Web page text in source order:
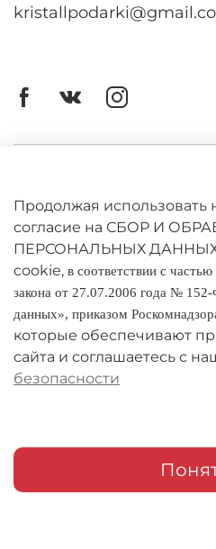
Оферта
Политика
Оплата и доставка
Условия обмена и
Реквизиты
Продолжая использовать
согласие на СБОР И
ПЕРСОНАЛЬНЫХ ДАННЫХ
cookie, в соответствии с
закона от 27.07.2006 года №
данных», приказом
которые обеспечивают
сайта и соглашаетесь с
безопасности